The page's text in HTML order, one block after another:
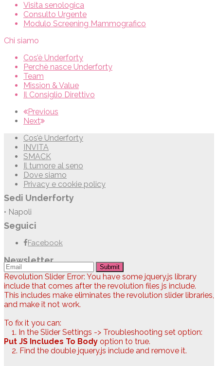
Visita senologica
Consulto Urgente
Modulo Screening Mammografico
Chi siamo
Cos’è Underforty
Perchè nasce Underforty
Team
Mission & Value
Il Consiglio Direttivo
Previous
Next
Cos’è Underforty
INVITA
SMACK
Il tumore al seno
Dove siamo
Privacy e cookie policy
Sedi Underforty
• Napoli
Seguici
Facebook
Newsletter
Submit
Revolution Slider Error: You have some jquery.js library
include that comes after the revolution files js include.
This includes make eliminates the revolution slider libraries,
and make it not work.
To fix it you can:
1. In the Slider Settings -> Troubleshooting set option:
Put JS Includes To Body option to true.
2. Find the double jquery.js include and remove it.